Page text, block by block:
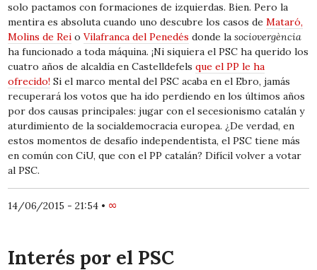
solo pactamos con formaciones de izquierdas. Bien. Pero la
mentira es absoluta cuando uno descubre los casos deMataró,
Molins de Rei oVilafranca del Penedés donde lasociovergència
ha funcionado a toda máquina. ¡Ni siquiera el PSC ha querido los
cuatro años de alcaldía en Castelldefelsque el PP le ha
ofrecido! Si el marco mental del PSC acaba en el Ebro, jamás
recuperará los votos que ha ido perdiendo en los últimos años
por dos causas principales: jugar con el secesionismo catalán y
aturdimiento de la socialdemocracia europea. ¿De verdad, en
estos momentos de desafío independentista, el PSC tiene más
en común con CiU, que con el PP catalán? Difícil volver a votar
al PSC.
14/06/2015 - 21:54 • ∞
Interés por el PSC